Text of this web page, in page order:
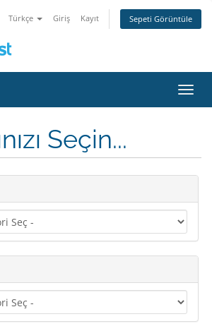
Türkçe Giriş Kayıt Sepeti Görüntüle
Seçin...